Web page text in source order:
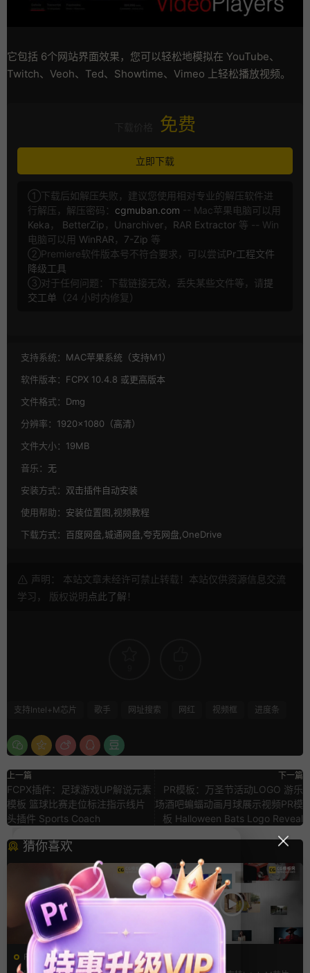
它包括 6个网站界面效果，您可以轻松地模拟在 YouTube、
Twitch、Veoh、Ted、Showtime、Vimeo 上轻松播放视频。
免费
立即下载
①下载后如解压失败，建议您使用相对专业的解压软件进
行解压，解压密码： cgmuban.com -- Mac苹果电脑可以用
Keka ， BetterZip ， Unarchiver， RAR Extractor 等 -- Win
电脑可以用 WinRAR ， 7-Zip 等
②Premiere软件版本号不符合要求，可以尝试Pr工程文件
降级工具
③对于任何问题：下载链接无效，丢失某些文件等，请提
交工单 （24 小时内修复）
支持系统： MAC苹果系统（支持M1）
软件版本： FCPX 10.4.8 或更高版本
文件格式： Dmg
分辨率： 1920×1080（高清）
文件大小： 19MB
音乐： 无
安装方式： 双击插件自动安装
使用帮助： 安装位置图,视频教程
下载方式： 百度网盘,城通网盘,夸克网盘,OneDrive
声明： 本站文章未经许可禁止转载！本站仅供资源信息交流
学习， 版权说明点此了解 ！
支持Intel+M芯片 歌手 网址搜索 网红 视频框 进度条
上一篇
FCPX插件：足球游戏UP解说元素
模板 篮球比赛走位标注指示线片
头插件 Sports Coach
下一篇
PR模板：万圣节活动LOGO 游乐
场酒吧蝙蝠动画月球展示视频PR模
板 Halloween Bats Logo Reveal
猜你喜欢
FCPX转场
FCPX发生器